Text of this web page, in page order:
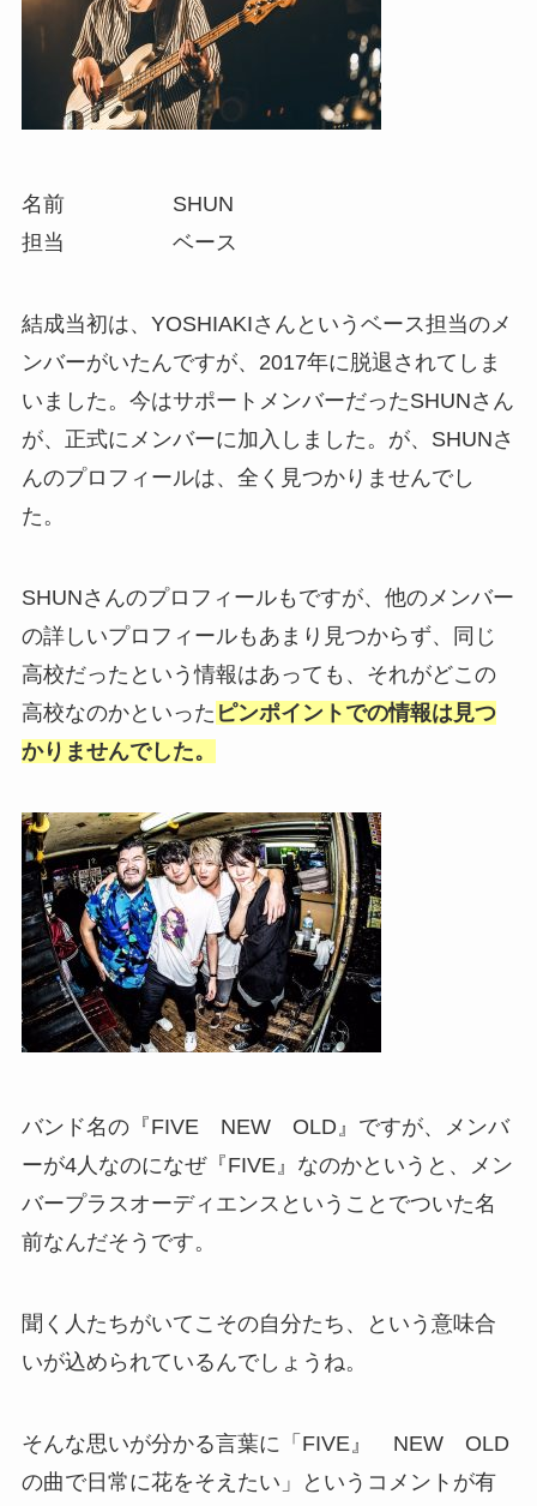
名前 SHUN
担当 ベース
結成当初は、YOSHIAKIさんというベース担当のメ
ンバーがいたんですが、2017年に脱退されてしま
いました。今はサポートメンバーだったSHUNさん
が、正式にメンバーに加入しました。が、SHUNさ
んのプロフィールは、全く見つかりませんでし
た。
SHUNさんのプロフィールもですが、他のメンバー
の詳しいプロフィールもあまり見つからず、同じ
高校だったという情報はあっても、それがどこの
高校なのかといった ピンポイントでの情報は見つ
かりませんでした。
バンド名の『FIVE NEW OLD』ですが、メンバ
ーが4人なのになぜ『FIVE』なのかというと、メン
バープラスオーディエンスということでついた名
前なんだそうです。
聞く人たちがいてこその自分たち、という意味合
いが込められているんでしょうね。
そんな思いが分かる言葉に「FIVE』 NEW OLD
の曲で日常に花をそえたい」というコメントが有